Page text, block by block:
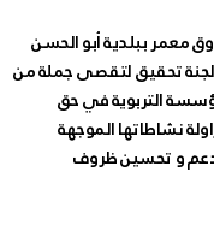
لجنة تحقيق لتقصى جملة من
التربوية في حق
نشاطاتها الموجهة
و تحسين ظروف